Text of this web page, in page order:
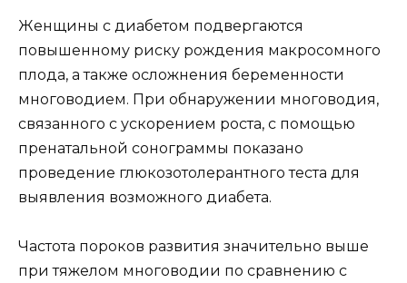
Женщины с диабетом подвергаются
повышенному риску рождения макросомного
плода, а также осложнения беременности
многоводием. При обнаружении многоводия,
связанного с ускорением роста, с помощью
пренатальной сонограммы показано
проведение глюкозотолерантного теста для
выявления возможного диабета.
Частота пороков развития значительно выше
при тяжелом многоводии по сравнению с